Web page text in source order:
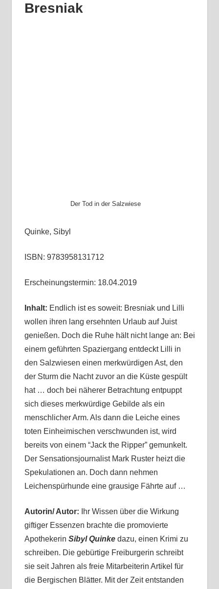
Bresniak
Der Tod in der Salzwiese
Quinke, Sibyl
ISBN: 9783958131712
Erscheinungstermin: 18.04.2019
Inhalt: Endlich ist es soweit: Bresniak und Lilli
wollen ihren lang ersehnten Urlaub auf Juist
genießen. Doch die Ruhe hält nicht lange an: Bei
einem geführten Spaziergang entdeckt Lilli in
den Salzwiesen einen merkwürdigen Ast, den
der Sturm die Nacht zuvor an die Küste gespült
hat … doch bei näherer Betrachtung entpuppt
sich dieses merkwürdige Gebilde als ein
menschlicher Arm. Als dann die Leiche eines
toten Einheimischen verschwunden ist, wird
bereits von einem “Jack the Ripper” gemunkelt.
Der Sensationsjournalist Mark Ruster heizt die
Spekulationen an. Doch dann nehmen
Leichenspürhunde eine grausige Fährte auf …
Autorin/ Autor:
Ihr Wissen über die Wirkung
giftiger Essenzen brachte die promovierte
Apothekerin Sibyl Quinkedazu, einen Krimi zu
schreiben. Die gebürtige Freiburgerin schreibt
sie seit Jahren als freie Mitarbeiterin Artikel für
die Bergischen Blätter. Mit der Zeit entstanden